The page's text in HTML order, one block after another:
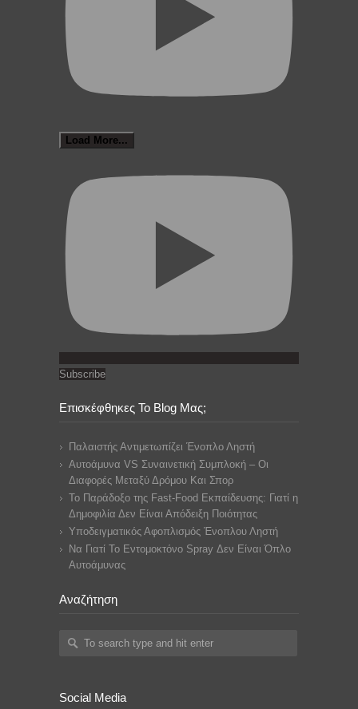
Load More...
Subscribe
Επισκέφθηκες Το Blog Μας;
Παλαιστής Αντιμετωπίζει Ένοπλο Ληστή
Αυτοάμυνα VS Συναινετική Συμπλοκή – Οι
Διαφορές Μεταξύ Δρόμου Και Σπορ
Το Παράδοξο της Fast-Food Εκπαίδευσης: Γιατί η
Δημοφιλία Δεν Είναι Απόδειξη Ποιότητας
Υποδειγματικός Αφοπλισμός Ένοπλου Ληστή
Να Γιατί Το Εντομοκτόνο Spray Δεν Είναι Όπλο
Αυτοάμυνας
Αναζήτηση
Social Media